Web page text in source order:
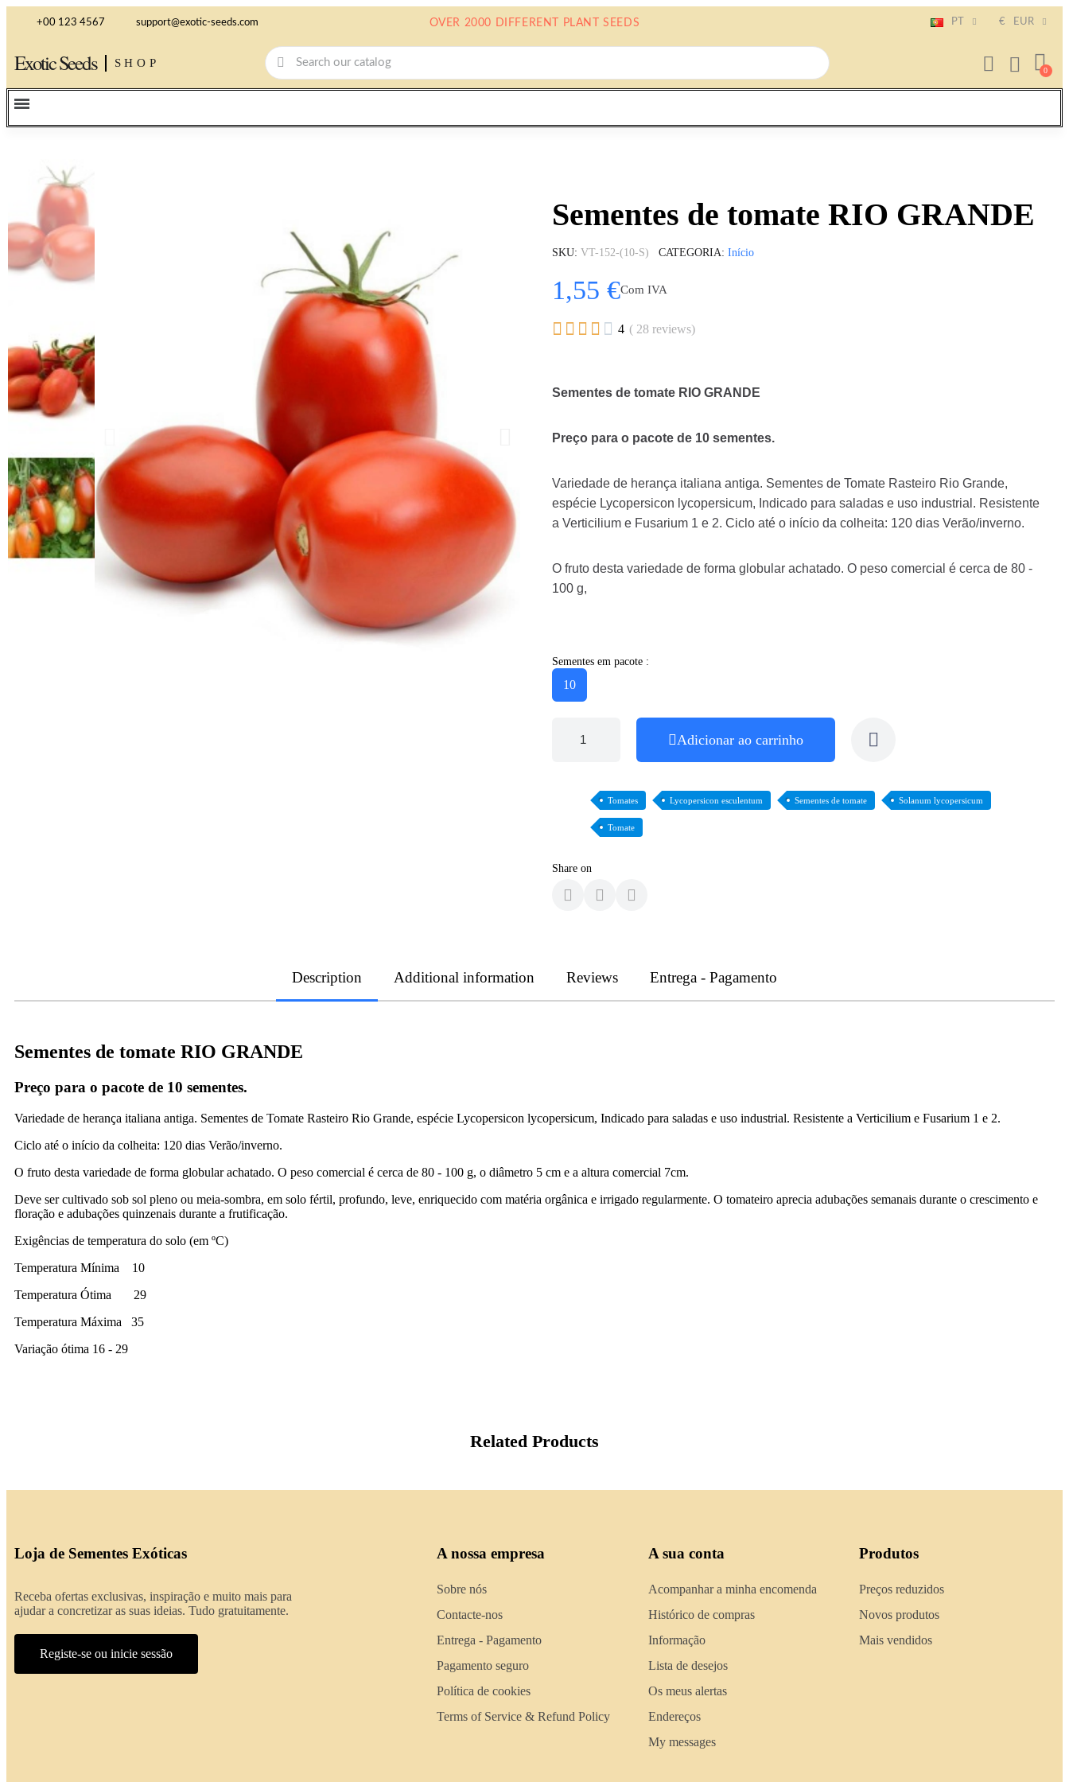
+00 123 4567 support@exotic-seeds.com OVER 2000 DIFFERENT PLANT SEEDS PT € EUR
Exotic Seeds SHOP
Sementes de tomate RIO GRANDE
SKU VT-152-(10-S) CATEGORIA Início
1,55 €Com IVA
     4 ( 28 reviews)
Sementes de tomate RIO GRANDE
Preço para o pacote de 10 sementes.
Variedade de herança italiana antiga. Sementes de Tomate Rasteiro Rio Grande,
espécie Lycopersicon lycopersicum, Indicado para saladas e uso industrial. Resistente
a Verticilium e Fusarium 1 e 2. Ciclo até o início da colheita: 120 dias Verão/inverno.
O fruto desta variedade de forma globular achatado. O peso comercial é cerca de 80 -
100 g,
Sementes em pacote :
10
Adicionar ao carrinho
Tomates Lycopersicon esculentum Sementes de tomate Solanum lycopersicum
Tomate
Share on
Description Additional information Reviews Entrega - Pagamento
Sementes de tomate RIO GRANDE
Preço para o pacote de 10 sementes.
Variedade de herança italiana antiga. Sementes de Tomate Rasteiro Rio Grande, espécie Lycopersicon lycopersicum, Indicado para saladas e uso industrial. Resistente a Verticilium e Fusarium 1 e 2.
Ciclo até o início da colheita: 120 dias Verão/inverno.
O fruto desta variedade de forma globular achatado. O peso comercial é cerca de 80 - 100 g, o diâmetro 5 cm e a altura comercial 7cm.
Deve ser cultivado sob sol pleno ou meia-sombra, em solo fértil, profundo, leve, enriquecido com matéria orgânica e irrigado regularmente. O tomateiro aprecia adubações semanais durante o crescimento e
floração e adubações quinzenais durante a frutificação.
Exigências de temperatura do solo (em ºC)
Temperatura Mínima 10
Temperatura Ótima 29
Temperatura Máxima 35
Variação ótima 16 - 29
Related Products
Loja de Sementes Exóticas
Receba ofertas exclusivas, inspiração e muito mais para
ajudar a concretizar as suas ideias. Tudo gratuitamente.
Registe-se ou inicie sessão
A nossa empresa
Sobre nós
Contacte-nos
Entrega - Pagamento
Pagamento seguro
Política de cookies
Terms of Service & Refund Policy
A sua conta
Acompanhar a minha encomenda
Histórico de compras
Informação
Lista de desejos
Os meus alertas
Endereços
My messages
Produtos
Preços reduzidos
Novos produtos
Mais vendidos